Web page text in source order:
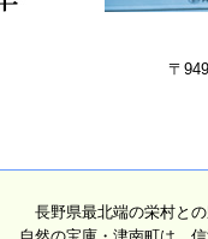
〒
長野県最北端の栄村と